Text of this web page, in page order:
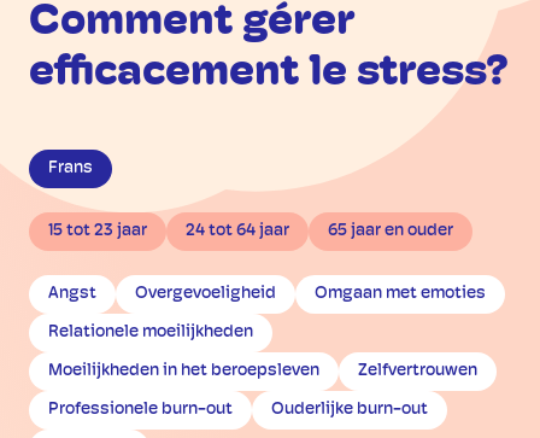
Comment gérer
efficacement le stress?
Frans
15 tot 23 jaar 24 tot 64 jaar 65 jaar en ouder
Angst Overgevoeligheid Omgaan met emoties
Relationele moeilijkheden
Moeilijkheden in het beroepsleven Zelfvertrouwen
Professionele burn-out Ouderlijke burn-out